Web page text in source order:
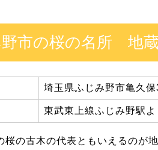
市の桜の名所 地
埼玉県ふじみ野市亀久
東武東上線ふじみ野駅
桜の古木の代表ともいえるのが